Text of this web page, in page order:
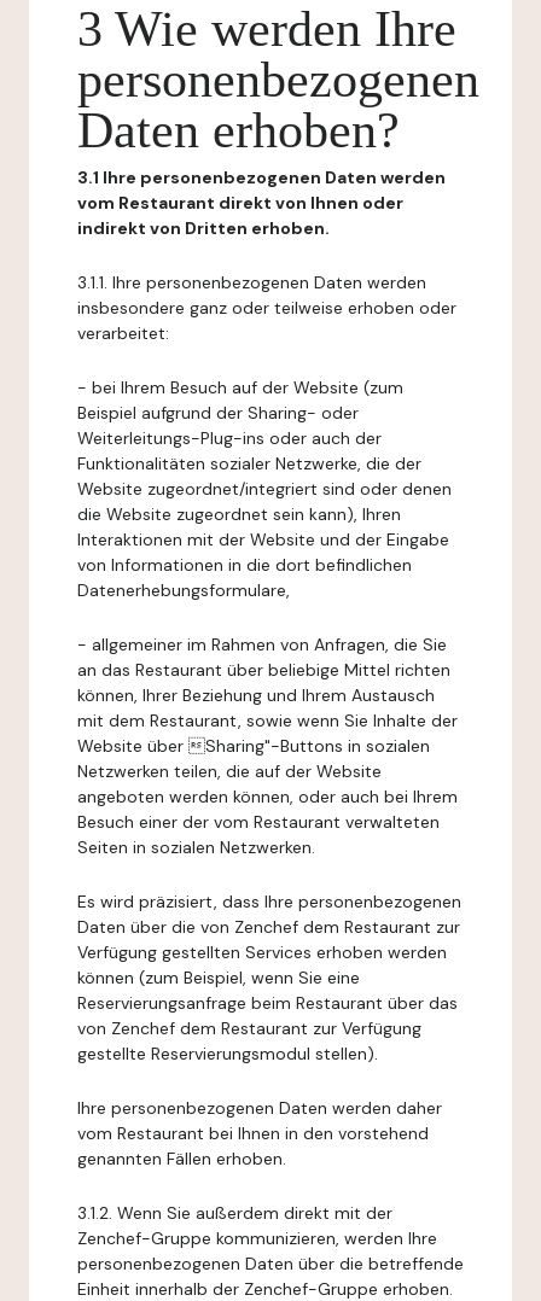
3 Wie werden Ihre
personenbezogenen
Daten erhoben?
3.1 Ihre personenbezogenen Daten werden
vom Restaurant direkt von Ihnen oder
indirekt von Dritten erhoben.
3.1.1. Ihre personenbezogenen Daten werden
insbesondere ganz oder teilweise erhoben oder
verarbeitet:
- bei Ihrem Besuch auf der Website (zum
Beispiel aufgrund der Sharing- oder
Weiterleitungs-Plug-ins oder auch der
Funktionalitäten sozialer Netzwerke, die der
Website zugeordnet/integriert sind oder denen
die Website zugeordnet sein kann), Ihren
Interaktionen mit der Website und der Eingabe
von Informationen in die dort befindlichen
Datenerhebungsformulare,
- allgemeiner im Rahmen von Anfragen, die Sie
an das Restaurant über beliebige Mittel richten
können, Ihrer Beziehung und Ihrem Austausch
mit dem Restaurant, sowie wenn Sie Inhalte der
Website über Sharing"-Buttons in sozialen
Netzwerken teilen, die auf der Website
angeboten werden können, oder auch bei Ihrem
Besuch einer der vom Restaurant verwalteten
Seiten in sozialen Netzwerken.
Es wird präzisiert, dass Ihre personenbezogenen
Daten über die von Zenchef dem Restaurant zur
Verfügung gestellten Services erhoben werden
können (zum Beispiel, wenn Sie eine
Reservierungsanfrage beim Restaurant über das
von Zenchef dem Restaurant zur Verfügung
gestellte Reservierungsmodul stellen).
Ihre personenbezogenen Daten werden daher
vom Restaurant bei Ihnen in den vorstehend
genannten Fällen erhoben.
3.1.2. Wenn Sie außerdem direkt mit der
Zenchef-Gruppe kommunizieren, werden Ihre
personenbezogenen Daten über die betreffende
Einheit innerhalb der Zenchef-Gruppe erhoben.